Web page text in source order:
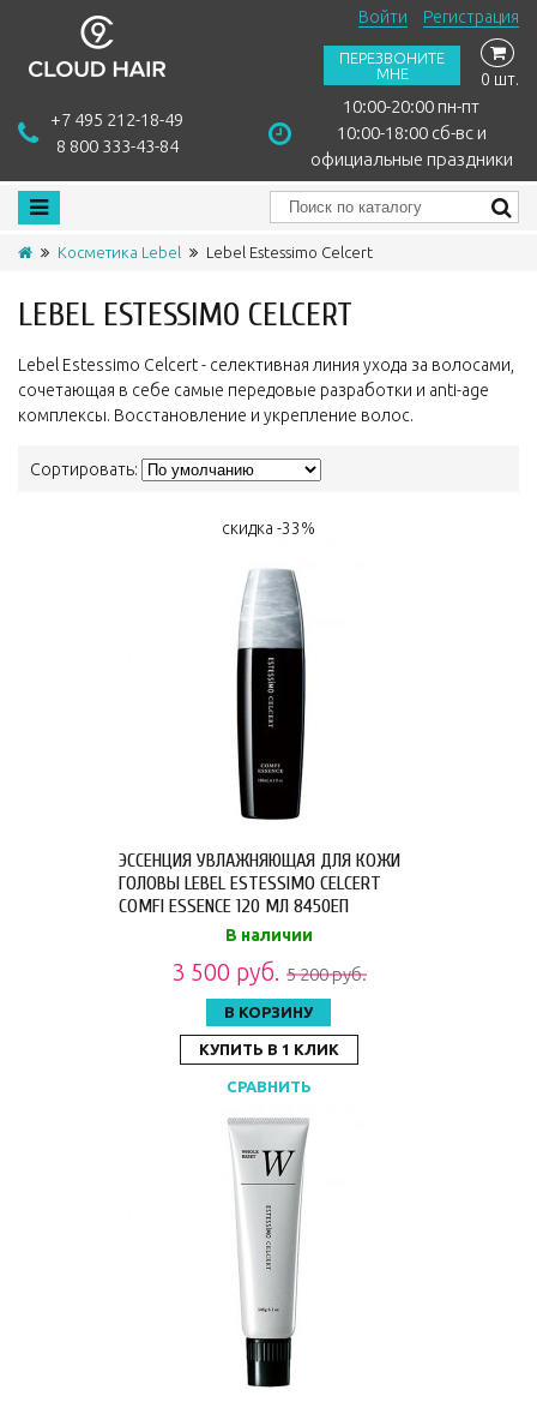
+7 495 212-18-49
8 800 333-43-84
10:00-20:00 пн-пт
10:00-18:00 сб-вс и
официальные праздники
Войти Регистрация
ПЕРЕЗВОНИТЕ
МНЕ
0 шт.
Косметика Lebel Lebel Estessimo Celcert
LEBEL ESTESSIMO CELCERT
Lebel Estessimo Celcert - селективная линия ухода за волосами,
сочетающая в себе самые передовые разработки и anti-age
комплексы. Восстановление и укрепление волос.
Сортировать:
скидка -33%
ЭССЕНЦИЯ УВЛАЖНЯЮЩАЯ ДЛЯ КОЖИ
ГОЛОВЫ LEBEL ESTESSIMO CELCERT
COMFI ESSENCE 120 МЛ 8450ЕП
В наличии
3 500 руб. 5 200 руб.
В КОРЗИНУ
КУПИТЬ В 1 КЛИК
СРАВНИТЬ